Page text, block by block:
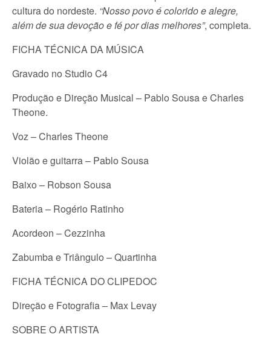
cultura do nordeste. “Nosso povo é colorido e alegre,
além de sua devoção e fé por dias melhores”, completa.
FICHA TÉCNICA DA MÚSICA
Gravado no Studio C4
Produção e Direção Musical – Pablo Sousa e Charles
Theone.
Voz – Charles Theone
Violão e guitarra – Pablo Sousa
Baixo – Robson Sousa
Bateria – Rogério Ratinho
Acordeon – Cezzinha
Zabumba e Triângulo – Quartinha
FICHA TÉCNICA DO CLIPEDOC
Direção e Fotografia – Max Levay
SOBRE O ARTISTA